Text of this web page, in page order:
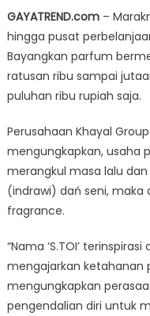
GAYATREND.com–
hingga pusat
Bayangkan parfum
ratusan ribu sampai
puluhan ribu rupiah saja.
Perusahaan Khayal
mengungkapkan, usaha
merangkul masa lalu
(indrawi) dań seni, maka
fragrance.
“Nama ‘S.TOI’
mengajarkan ketahanan
mengungkapkan
pengendalian diri untuk